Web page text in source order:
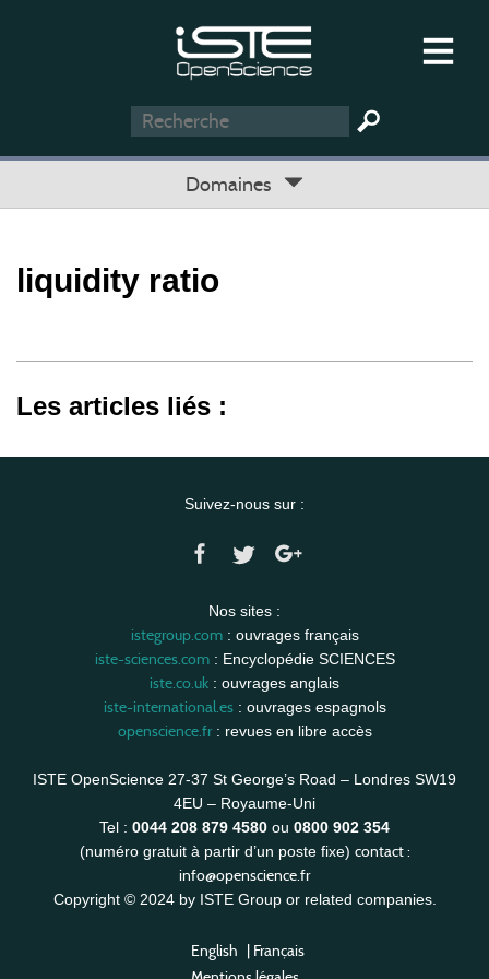
Domaines
liquidity ratio
Les articles liés :
Suivez-nous sur :
Nos sites :
istegroup.com: ouvrages français
iste-sciences.com: Encyclopédie SCIENCES
iste.co.uk : ouvrages anglais
iste-international.es: ouvrages espagnols
openscience.fr: revues en libre accès
ISTE OpenScience 27-37 St George’s Road – Londres SW19
4EU – Royaume-Uni
Tel : 0044 208 879 4580 ou 0800 902 354
(numéro gratuit à partir d’un poste fixe) contact :
info@openscience.fr
Copyright © 2024 by ISTE Group or related companies.
English | Français